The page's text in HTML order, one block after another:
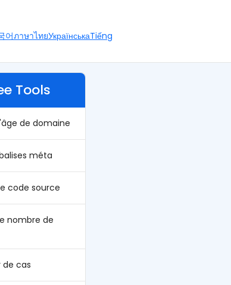
어ภาษาไทยУкраїнськаTiếng
Tools
de domaine
méta
code source
nombre de
de cas